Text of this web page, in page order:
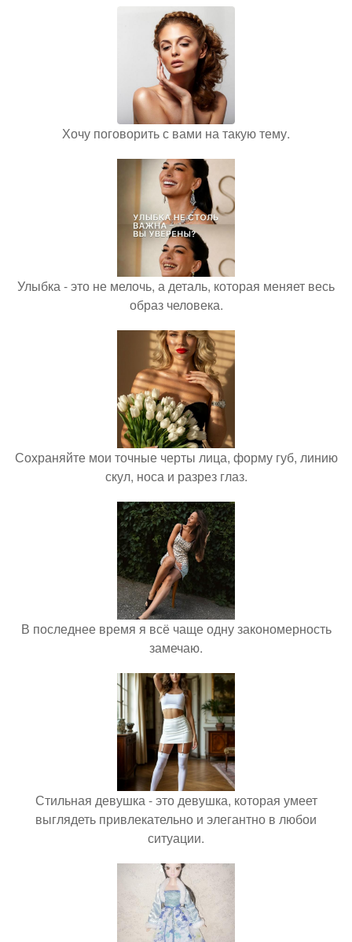
Хочу поговорить с вами на такую тему.
Улыбка - это не мелочь, а деталь, которая меняет весь
образ человека.
Сохраняйте мои точные черты лица, форму губ, линию
скул, носа и разрез глаз.
В последнее время я всё чаще одну закономерность
замечаю.
Стильная девушка - это девушка, которая умеет
выглядеть привлекательно и элегантно в любои
ситуации.